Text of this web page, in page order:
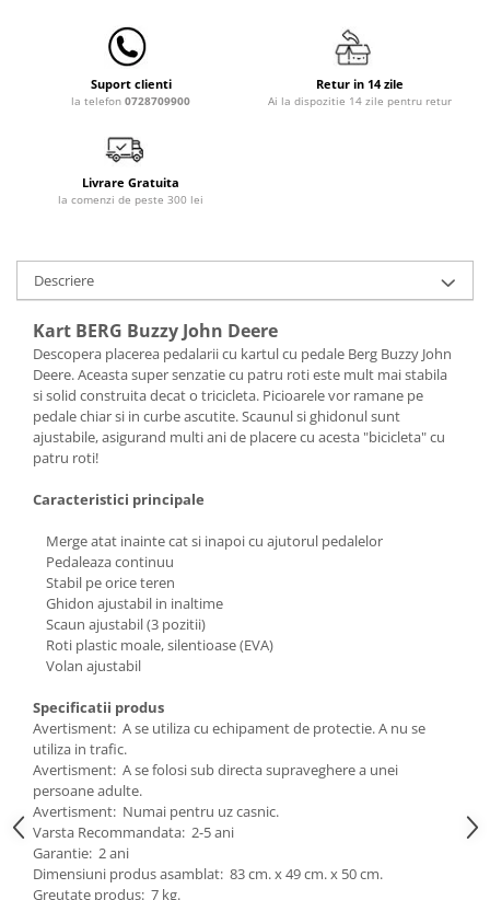
Perne copii si mamici
Protectii saltea
Comode copii
Porti de siguranta
Dulap si cutii jucarii
Fotolii copii
Leagane & balansoare & sezlonguri
Covorase de joaca
Carusele patut
Lampi de veghe
Mobilier Birou
Saltele de infasat
Scaun masa copii
La plimbare
Biciclete
Biciclete copii cu roti 10 inch (2-4
Biciclete copii cu roti 12 inch (3-6
ani)
Biciclete copii cu roti 16 inch (4-9
ani)
Biciclete copii cu roti 20 inch
Biciclete cu roti 24 inch
Biciclete cu roti 26 inch
Biciclete cu roti 27 inch
Suport clienti
la telefon 0728709900
Retur in 14 zile
Ai la dispozitie 14 zile pentru retur
Livrare Gratuita
la comenzi de peste 300 lei
Descriere
Kart BERG Buzzy John Deere
Descopera placerea pedalarii cu kartul cu pedale Berg Buzzy John
Deere. Aceasta super senzatie cu patru roti este mult mai stabila
si solid construita decat o tricicleta. Picioarele vor ramane pe
pedale chiar si in curbe ascutite. Scaunul si ghidonul sunt
ajustabile, asigurand multi ani de placere cu acesta "bicicleta" cu
patru roti!
Caracteristici principale
Merge atat inainte cat si inapoi cu ajutorul pedalelor
Pedaleaza continuu
Stabil pe orice teren
Ghidon ajustabil in inaltime
Scaun ajustabil (3 pozitii)
Roti plastic moale, silentioase (EVA)
Volan ajustabil
Specificatii produs
Avertisment: A se utiliza cu echipament de protectie. A nu se
utiliza in trafic.
Avertisment: A se folosi sub directa supraveghere a unei
persoane adulte.
Avertisment: Numai pentru uz casnic.
Varsta Recommandata: 2-5 ani
Garantie: 2 ani
Dimensiuni produs asamblat: 83 cm. x 49 cm. x 50 cm.
Greutate produs: 7 kg.